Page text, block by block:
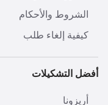
الشروط والأحكام
كيفية إلغاء طلب
أفضل التشكيلات
أريزونا